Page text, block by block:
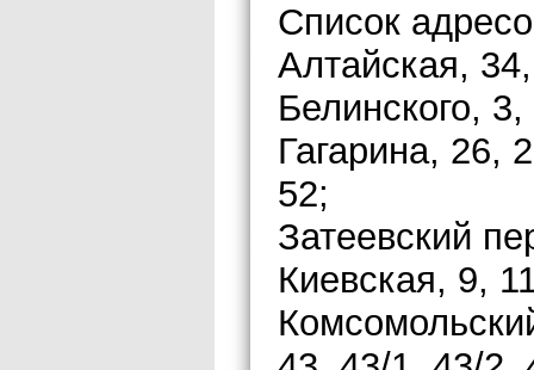
Список
Алтайская,
Белинского,
Гагарина, 26,
52;
Затеевский
Киевская, 9,